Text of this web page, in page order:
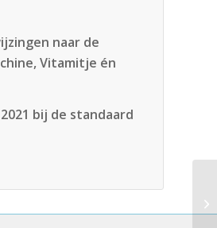
naar de
Vitamitje én
bij de standaard